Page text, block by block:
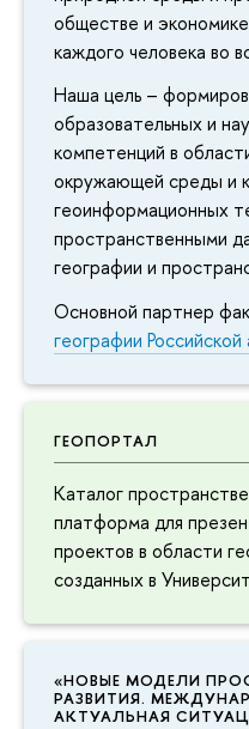
обществе и
каждого человека во
Наша цель –
образовательных и
компетенций в
окружающей среды и
геоинформационных
пространственными
географии и
Основной партнер
географии
ГЕОПОРТАЛ
Каталог
платформа для
проектов в области
созданных в
«НОВЫЕ МОДЕЛИ
РАЗВИТИЯ.
АКТУАЛЬНАЯ